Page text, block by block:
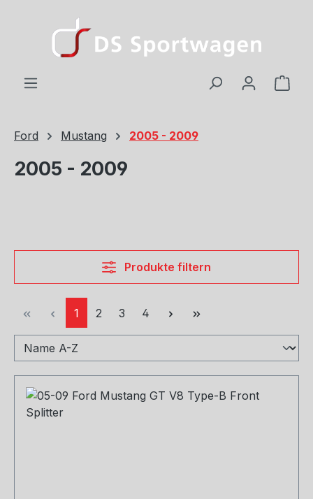
Zum Hauptinhalt springen
Ford Mustang 2005 - 2009
2005 - 2009
Produkte filtern
Seite
1 Seite
2 Seite
3 Seite
4